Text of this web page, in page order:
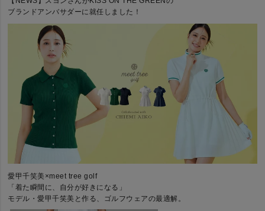
ブランドアンバサダーに就任しました！
愛甲千笑美×meet tree golf
「着た瞬間に、自分が好きになる」
モデル・愛甲千笑美と作る、ゴルフウェアの最適解。